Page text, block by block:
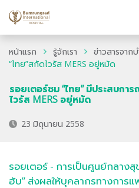
หน้าแรก รู้จักเรา ข่าวสารจาก
“ไทย”สกัดไวรัส MERS อยู่หมัด
รอยเตอร์ชม “ไทย” มีประสบกา
ไวรัส MERS อยู่หมัด
23 มิถุนายน 2558
รอยเตอร์ - การเป็นศูนย์กลาง
ฮับ” ส่งผลให้บุคลากรทางการ